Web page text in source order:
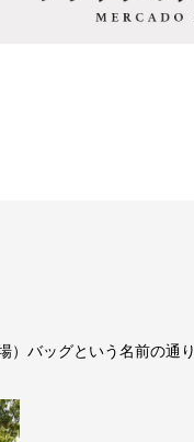
）バッグという名前の通り